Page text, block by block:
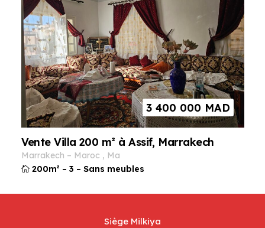
3 400 000 MAD
Vente Villa 200 m² à Assif, Marrakech
marrakech – maroc ,
ma
200m² – 3 – Sans meubles
Siège Milkiya